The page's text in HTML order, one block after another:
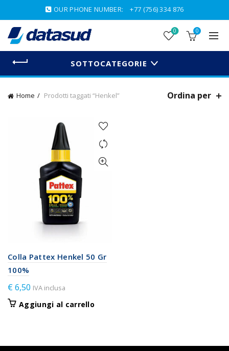
OUR PHONE NUMBER: +77 (756) 334 876
0 0
SOTTOCATEGORIE
Home Prodotti taggati “Henkel” Ordina per
Colla Pattex Henkel 50 Gr
100%
€6,50 IVA inclusa
Aggiungi al carrello